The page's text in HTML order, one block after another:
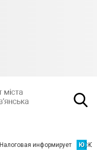
Налоговая информирует Ю